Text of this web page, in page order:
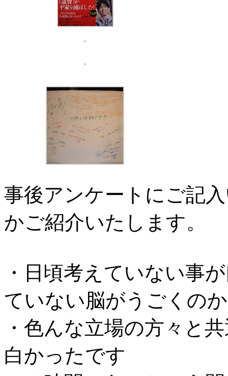
事後アンケートにご記
かご紹介いたします。
・日頃考えていない事
ていない脳がうごくの
・色んな立場の方々と
白かったです